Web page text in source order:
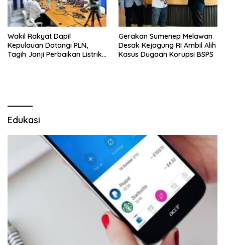
Wakil Rakyat Dapil
Kepulauan Datangi PLN,
Tagih Janji Perbaikan Listrik
Gerakan Sumenep Melawan
Desak Kejagung RI Ambil Alih
Kasus Dugaan Korupsi BSPS
Edukasi